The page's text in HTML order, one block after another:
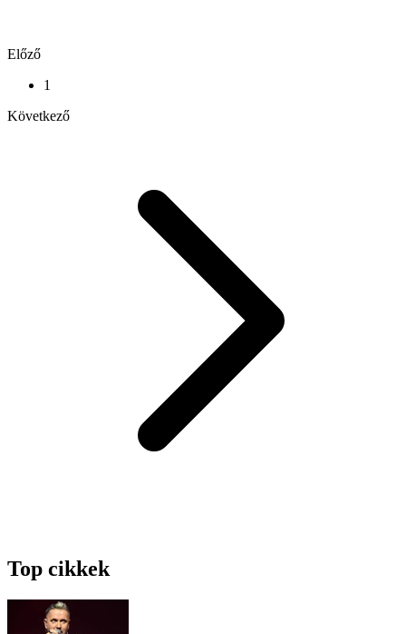
Előző
1
Következő
Top cikkek